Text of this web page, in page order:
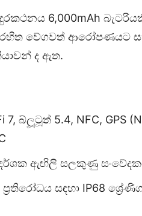
දුරකථනය 6,000mAh
රහිත වේගවත් ආරෝපණයට
ද ඇත.
7, බ්ලූටූත් 5.4, NFC, GPS
ඇඟිලි සලකුණු
ප්‍රතිරෝධය සඳහා IP68